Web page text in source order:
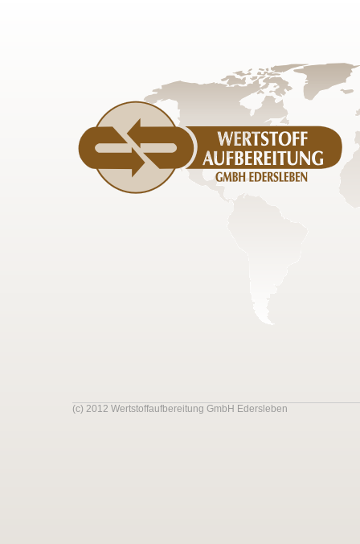
(c) 2012 Wertstoffaufbereitung GmbH Edersleben